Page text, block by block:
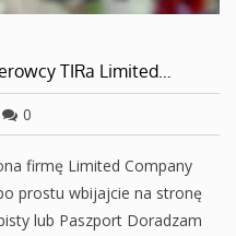
TIRa Limited…
0
firmę Limited Company
prostu wbijajcie na stronę
lub Paszport Doradzam